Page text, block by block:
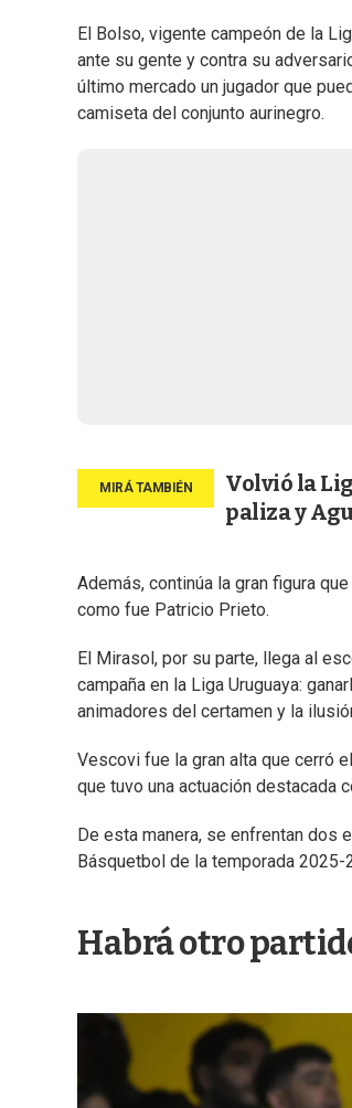
El Bolso, vigente campeón de la
ante su gente y contra su
último mercado un jugador que
camiseta del conjunto aurinegro.
Volvió la
paliza y
Además, continúa la gran figura
como fue Patricio Prieto.
El Mirasol, por su parte, llega al
campaña en la Liga Uruguaya:
animadores del certamen y la
Vescovi fue la gran alta que cerró
que tuvo una actuación destacada
De esta manera, se enfrentan dos
Básquetbol de la temporada 2025-
Habrá otro